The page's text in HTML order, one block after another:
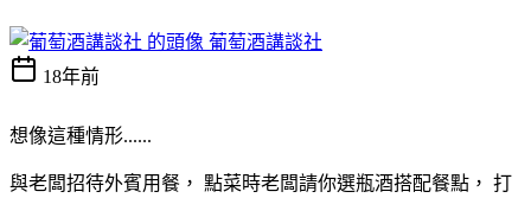
葡萄酒講談社
18年前
想像這種情形......
與老闆招待外賓用餐， 點菜時老闆請你選瓶酒搭配餐點， 打